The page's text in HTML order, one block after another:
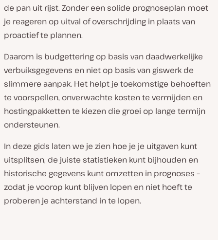
de pan uit rijst. Zonder een solide prognoseplan moet
je reageren op uitval of overschrijding in plaats van
proactief te plannen.
Daarom is budgettering op basis van daadwerkelijke
verbuiksgegevens en niet op basis van giswerk de
slimmere aanpak. Het helpt je toekomstige behoeften
te voorspellen, onverwachte kosten te vermijden en
hostingpakketten te kiezen die groei op lange termijn
ondersteunen.
In deze gids laten we je zien hoe je je uitgaven kunt
uitsplitsen, de juiste statistieken kunt bijhouden en
historische gegevens kunt omzetten in prognoses –
zodat je voorop kunt blijven lopen en niet hoeft te
proberen je achterstand in te lopen.